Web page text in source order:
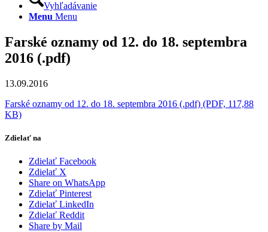
Vyhľadávanie
Menu Menu
Farské oznamy od 12. do 18. septembra
2016 (.pdf)
13.09.2016
Farské oznamy od 12. do 18. septembra 2016 (.pdf) (PDF, 117,88
KB)
Zdielať na
Zdielať Facebook
Zdielať X
Share on WhatsApp
Zdielať Pinterest
Zdielať LinkedIn
Zdielať Reddit
Share by Mail